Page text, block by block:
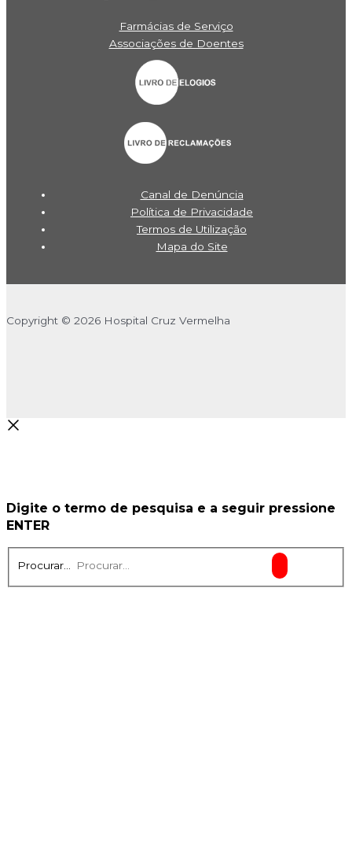
Farmácias de Serviço
Associações de Doentes
Canal de Denúncia
Política de Privacidade
Termos de Utilização
Mapa do Site
Copyright © 2026 Hospital Cruz Vermelha
Digite o termo de pesquisa e a seguir pressione
ENTER
Procurar...